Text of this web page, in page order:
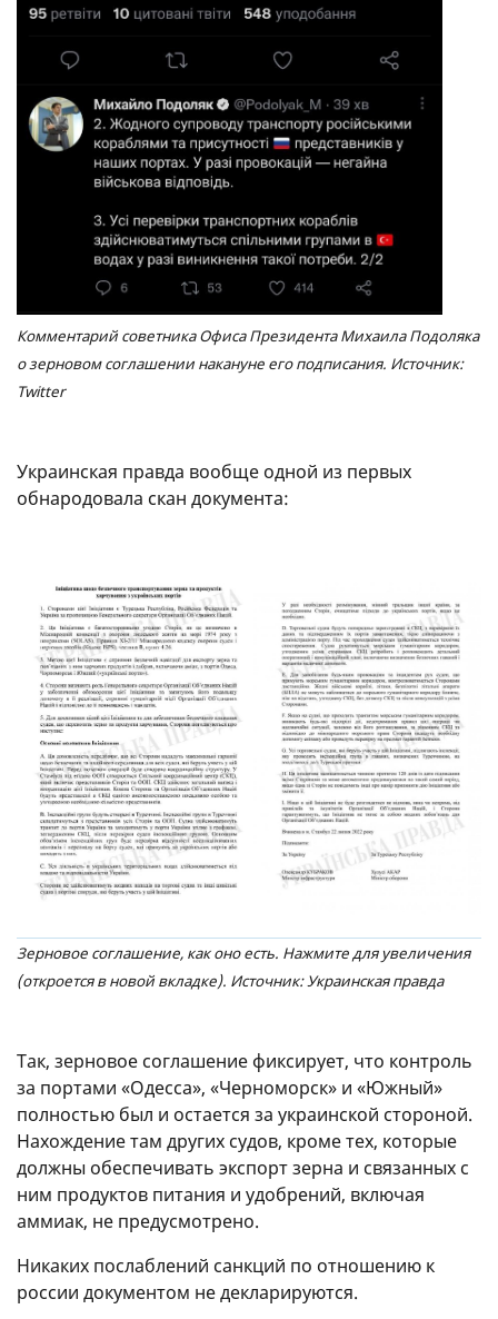
Комментарий советника Офиса Президента Михаила Подоляка
о зерновом соглашении накануне его подписания. Источник:
Twitter
Украинская правда вообще одной из первых
обнародовала скан документа:
Зерновое соглашение, как оно есть. Нажмите для увеличения
(откроется в новой вкладке). Источник: Украинская правда
Так, зерновое соглашение фиксирует, что контроль
за портами «Одесса», «Черноморск» и «Южный»
полностью был и остается за украинской стороной.
Нахождение там других судов, кроме тех, которые
должны обеспечивать экспорт зерна и связанных с
ним продуктов питания и удобрений, включая
аммиак, не предусмотрено.
Никаких послаблений санкций по отношению к
россии документом не декларируются.